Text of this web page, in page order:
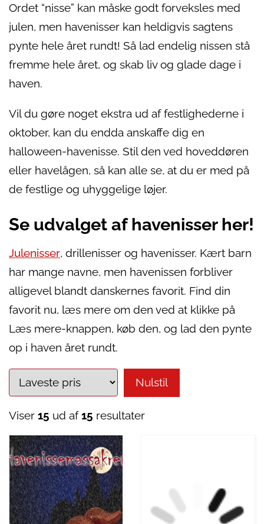
Ordet “nisse” kan måske godt forveksles med
julen, men havenisser kan heldigvis sagtens
pynte hele året rundt! Så lad endelig nissen stå
fremme hele året, og skab liv og glade dage i
haven.
Vil du gøre noget ekstra ud af festlighederne i
oktober, kan du endda anskaffe dig en
halloween-havenisse. Stil den ved hoveddøren
eller havelågen, så kan alle se, at du er med på
de festlige og uhyggelige løjer.
Se udvalget af havenisser her!
Julenisser, drillenisser og havenisser. Kært barn
har mange navne, men havenissen forbliver
alligevel blandt danskernes favorit. Find din
favorit nu, læs mere om den ved at klikke på
Læs mere-knappen, køb den, og lad den pynte
op i haven året rundt.
Nulstil
Viser 15 ud af15 resultater